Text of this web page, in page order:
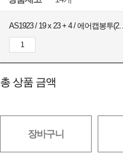
AS1923 / 19 x 23 + 4
총 상품 금액
장바구니